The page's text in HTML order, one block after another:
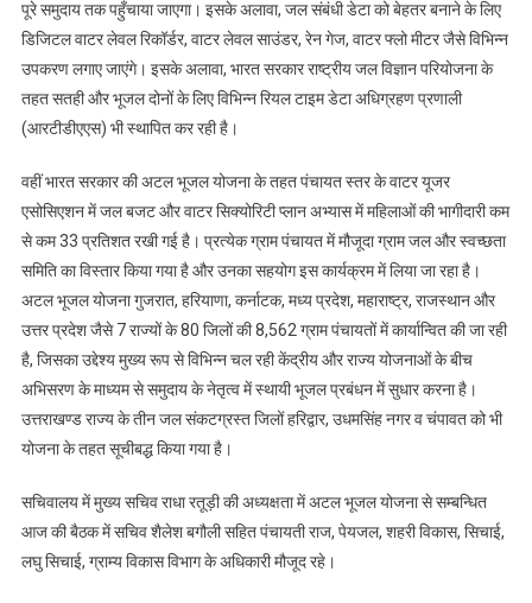
पूरे समुदाय तक पहुँचाया जाएगा। इसके अलावा, जल संबंधी डेटा को बेहतर बनाने के लिए
डिजिटल वाटर लेवल रिकॉर्डर, वाटर लेवल साउंडर, रेन गेज, वाटर फ्लो मीटर जैसे विभिन्न
उपकरण लगाए जाएंगे। इसके अलावा, भारत सरकार राष्ट्रीय जल विज्ञान परियोजना के
तहत सतही और भूजल दोनों के लिए विभिन्न रियल टाइम डेटा अधिग्रहण प्रणाली
(आरटीडीएएस) भी स्थापित कर रही है।
वहीं भारत सरकार की अटल भूजल योजना के तहत पंचायत स्तर के वाटर यूजर
एसोसिएशन में जल बजट और वाटर सिक्योरिटी प्लान अभ्यास में महिलाओं की भागीदारी कम
से कम 33 प्रतिशत रखी गई है। प्रत्येक ग्राम पंचायत में मौजूदा ग्राम जल और स्वच्छता
समिति का विस्तार किया गया है और उनका सहयोग इस कार्यक्रम में लिया जा रहा है।
अटल भूजल योजना गुजरात, हरियाणा, कर्नाटक, मध्य प्रदेश, महाराष्ट्र, राजस्थान और
उत्तर प्रदेश जैसे 7 राज्यों के 80 जिलों की 8,562 ग्राम पंचायतों में कार्यान्वित की जा रही
है, जिसका उद्देश्य मुख्य रूप से विभिन्न चल रही केंद्रीय और राज्य योजनाओं के बीच
अभिसरण के माध्यम से समुदाय के नेतृत्व में स्थायी भूजल प्रबंधन में सुधार करना है।
उत्तराखण्ड राज्य के तीन जल संकटग्रस्त जिलों हरिद्वार, उधमसिंह नगर व चंपावत को भी
योजना के तहत सूचीबद्ध किया गया है।
सचिवालय में मुख्य सचिव राधा रतूड़ी की अध्यक्षता में अटल भूजल योजना से सम्बन्धित
आज की बैठक में सचिव शैलेश बगौली सहित पंचायती राज, पेयजल, शहरी विकास, सिचाई,
लघु सिचाई, ग्राम्य विकास विभाग के अधिकारी मौजूद रहे।